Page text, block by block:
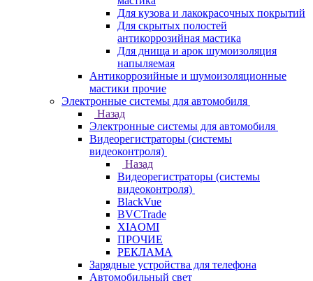
Для кузова и лакокрасочных покрытий
Для скрытых полостей
антикоррозийная мастика
Для днища и арок шумоизоляция
напыляемая
Антикоррозийные и шумоизоляционные
мастики прочие
Электронные системы для автомобиля
Назад
Электронные системы для автомобиля
Видеорегистраторы (системы
видеоконтроля)
Назад
Видеорегистраторы (системы
видеоконтроля)
BlackVue
BVCTrade
XIAOMI
ПРОЧИЕ
РЕКЛАМА
Зарядные устройства для телефона
Автомобильный свет